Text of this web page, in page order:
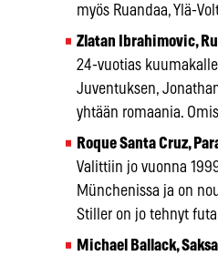
myös Ruandaa, Ylä-
Zlatan Ibrahimovic,
24-vuotias
Juventuksen,
yhtään romaania.
Roque Santa Cruz,
Valittiin jo vuonna
Münchenissa ja on
Stiller on jo tehnyt
Michael Ballack, Saksa